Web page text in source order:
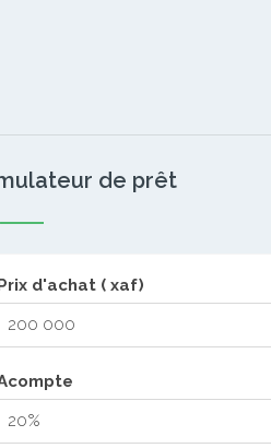
de prêt
d'achat ( xaf)